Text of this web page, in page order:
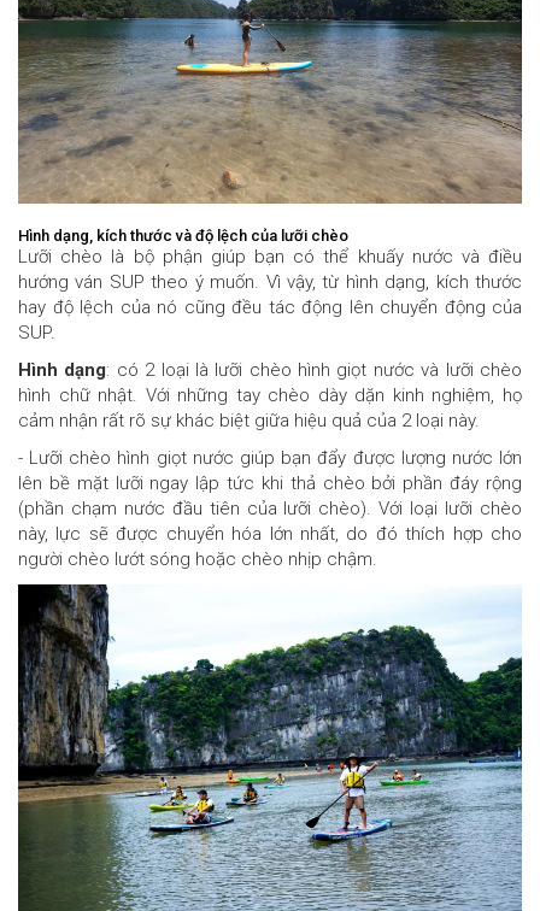
Hình dạng, kích thước và độ lệch của lưỡi chèo
Lưỡi chèo là bộ phận giúp bạn có thể khuấy nước và điều
hướng ván SUP theo ý muốn. Vì vậy, từ hình dạng, kích thước
hay độ lệch của nó cũng đều tác động lên chuyển động của
SUP.
Hình dạng: có 2 loại là lưỡi chèo hình giọt nước và lưỡi chèo
hình chữ nhật. Với những tay chèo dày dặn kinh nghiệm, họ
cảm nhận rất rõ sự khác biệt giữa hiệu quả của 2 loại này.
- Lưỡi chèo hình giọt nước giúp bạn đẩy được lượng nước lớn
lên bề mặt lưỡi ngay lập tức khi thả chèo bởi phần đáy rộng
(phần chạm nước đầu tiên của lưỡi chèo). Với loại lưỡi chèo
này, lực sẽ được chuyển hóa lớn nhất, do đó thích hợp cho
người chèo lướt sóng hoặc chèo nhịp chậm.